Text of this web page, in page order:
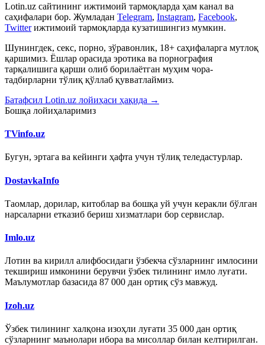
Lotin.uz сайтининг ижтимоий тармоқларда ҳам канал ва
саҳифалари бор. Жумладан Telegram, Instagram, Facebook,
Twitter ижтимоий тармоқларда кузатишингиз мумкин.
Шунингдек, секс, порно, зўравонлик, 18+ саҳифаларга мутлоқ
қаршимиз. Ёшлар орасида эротика ва порнография
тарқалишига қарши олиб борилаётган муҳим чора-
тадбирларни тўлиқ қўллаб қувватлаймиз.
Батафсил Lotin.uz лойиҳаси ҳақида →
Бошқа лойиҳаларимиз
TVinfo.uz
Бугун, эртага ва кейинги ҳафта учун тўлиқ теледастурлар.
DostavkaInfo
Таомлар, дорилар, китоблар ва бошқа уй учун керакли бўлган
нарсаларни етказиб бериш хизматлари бор сервислар.
Imlo.uz
Лотин ва кирилл алифбосидаги ўзбекча сўзларнинг имлосини
текшириш имконини берувчи ўзбек тилининг имло луғати.
Маълумотлар базасида 87 000 дан ортиқ сўз мавжуд.
Izoh.uz
Ўзбек тилининг халқона изоҳли луғати 35 000 дан ортиқ
сўзларнинг маънолари ибора ва мисоллар билан келтирилган.